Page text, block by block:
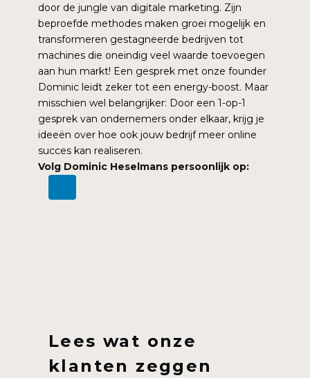
door de jungle van digitale marketing. Zijn
beproefde methodes maken groei mogelijk en
transformeren gestagneerde bedrijven tot
machines die oneindig veel waarde toevoegen
aan hun markt! Een gesprek met onze founder
Dominic leidt zeker tot een energy-boost. Maar
misschien wel belangrijker: Door een 1-op-1
gesprek van ondernemers onder elkaar, krijg je
ideeën over hoe ook jouw bedrijf meer online
succes kan realiseren.
Volg Dominic Heselmans persoonlijk op:
Lees wat onze
klanten zeggen